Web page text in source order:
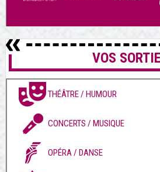
VOS
THÉÂTRE / HUMOUR
CONCERTS / MUSIQUE
OPÉRA / DANSE